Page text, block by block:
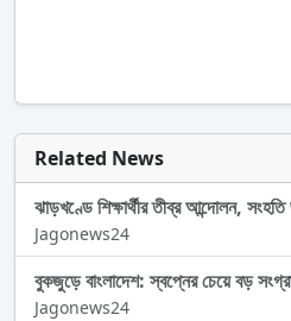
Related News
ঝাড়খণ্ডে শিক্ষার্থীর তীব্র আন্দোলন,
Jagonews24
বুকজুড়ে বাংলাদেশ: স্বপ্নের চেয়ে বড়
Jagonews24